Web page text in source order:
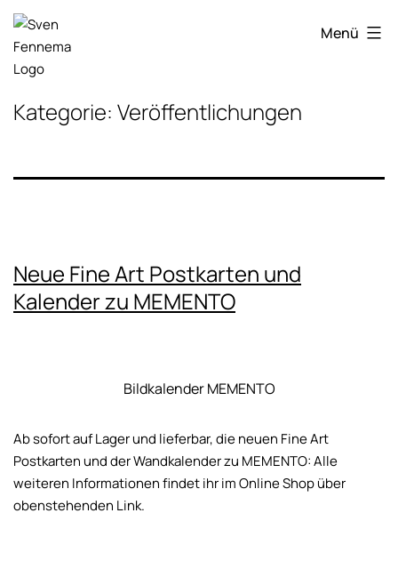
Zum
Inhalt
springen
Sven
Fennema
Fotografie
Menü
Kategorie: Veröffentlichungen
Neue Fine Art Postkarten und
Kalender zu MEMENTO
Bildkalender MEMENTO
Ab sofort auf Lager und lieferbar, die neuen Fine Art
Postkarten und der Wandkalender zu MEMENTO: Alle
weiteren Informationen findet ihr im Online Shop über
obenstehenden Link.